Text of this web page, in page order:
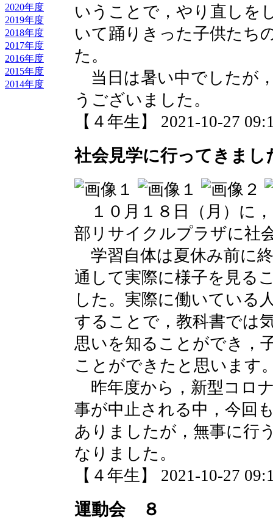
2020年度
2019年度
2018年度
2017年度
2016年度
2015年度
2014年度
いうことで，やり直しを
いて踊りきった子供たち
た。
当日は暑い中でしたが
うございました。
【４年生】 2021-10-27
社会見学に行ってきまし
１０月１８日（月）に
部リサイクルプラザに社
学習自体は夏休み前に
通して実際に様子を見る
した。実際に働いている
することで，教科書では
思いを知ることができ，
ことができたと思います
昨年度から，新型コロ
事が中止される中，今回
ありましたが，無事に行
なりました。
【４年生】 2021-10-27
運動会 ８